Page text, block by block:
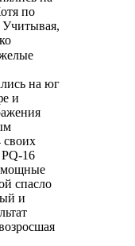
по
Учитывая,
на юг
и
своих
16
мощные
спасло
и